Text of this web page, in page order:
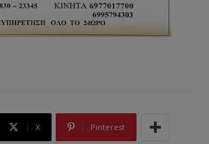
X Pinterest